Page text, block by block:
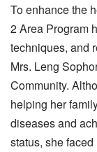
To enhance the
2 Area Program
techniques, and
Mrs. Leng
Community.
helping her
diseases and
status, she